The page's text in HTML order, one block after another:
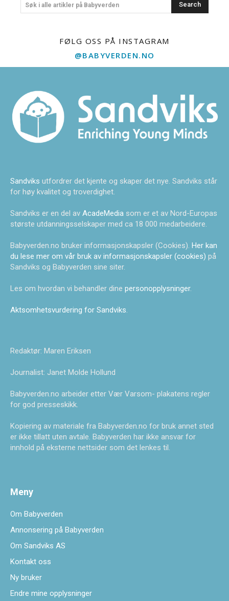
Søk i alle artikler på Babyverden Search
FØLG OSS PÅ INSTAGRAM
@BABYVERDEN.NO
Sandviks utfordrer det kjente og skaper det nye. Sandviks står
for høy kvalitet og troverdighet.
Sandviks er en del av AcadeMedia som er et av Nord-Europas
største utdanningsselskaper med ca 18 000 medarbeidere.
Babyverden.no bruker informasjonskapsler (Cookies). Her kan
du lese mer om vår bruk av informasjonskapsler (cookies) på
Sandviks og Babyverden sine siter.
Les om hvordan vi behandler dine personopplysninger.
Aktsomhetsvurdering for Sandviks.
Redaktør: Maren Eriksen
Journalist: Janet Molde Hollund
Babyverden.no arbeider etter Vær Varsom- plakatens regler
for god presseskikk.
Kopiering av materiale fra Babyverden.no for bruk annet sted
er ikke tillatt uten avtale. Babyverden har ikke ansvar for
innhold på eksterne nettsider som det lenkes til.
Meny
Om Babyverden
Annonsering på Babyverden
Om Sandviks AS
Kontakt oss
Ny bruker
Endre mine opplysninger